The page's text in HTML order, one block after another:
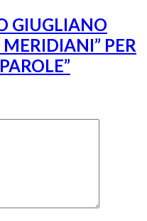
GIUGLIANO
PER